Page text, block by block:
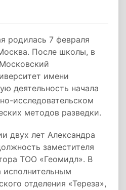
родилась 7 февраля
После школы, в
имени
деятельность начала
исследовательском
методов разведки.
двух лет Александра
заместителя
ТОО «Геомидл». В
исполнительным
отделения «Тереза»,